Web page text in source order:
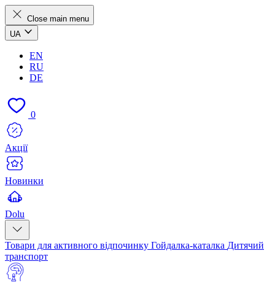
Close main menu
UA
EN
RU
DE
0
Акції
Новинки
Dolu
Товари для активного відпочинку Гойдалка-каталка Дитячий
транспорт